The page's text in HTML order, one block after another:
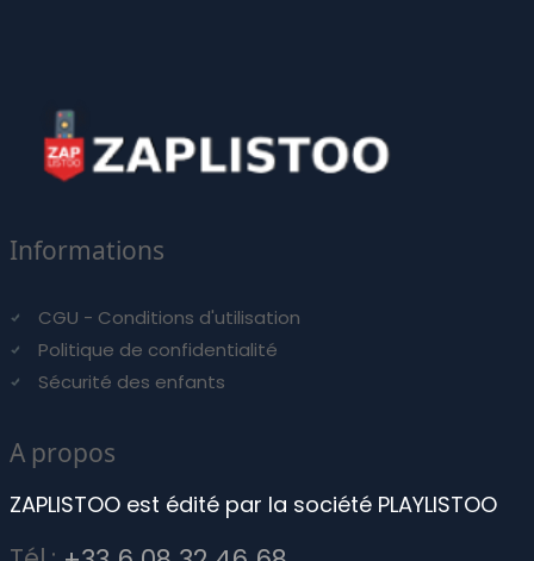
Informations
CGU - Conditions d'utilisation
Politique de confidentialité
Sécurité des enfants
A propos
ZAPLISTOO est édité par la société PLAYLISTOO